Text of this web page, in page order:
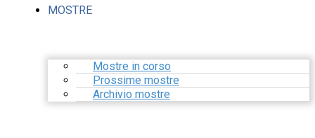
MOSTRE
Mostre in corso
Prossime mostre
Archivio mostre